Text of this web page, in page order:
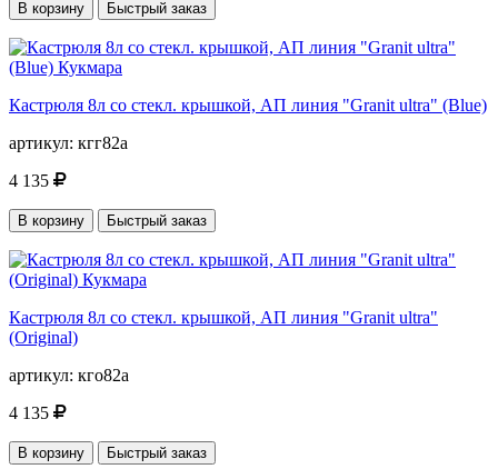
В корзину Быстрый заказ
Кастрюля 8л со стекл. крышкой, АП линия "Granit ultra" (Blue)
артикул: кгг82а
4 135
В корзину Быстрый заказ
Кастрюля 8л со стекл. крышкой, АП линия "Granit ultra"
(Original)
артикул: кго82а
4 135
В корзину Быстрый заказ